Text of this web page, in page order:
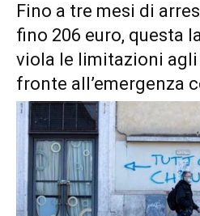
Fino a tre mesi di
fino 206 euro, questa
viola le limitazioni
fronte all’emergenza